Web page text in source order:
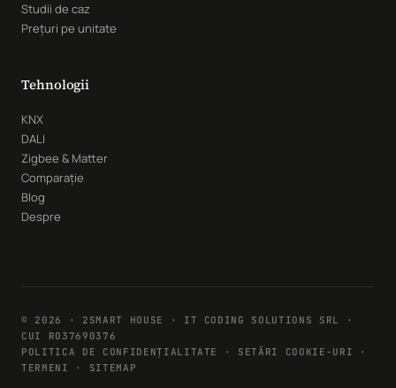
Studii de caz
Prețuri pe unitate
Tehnologii
KNX
DALI
Zigbee & Matter
Comparație
Blog
Despre
© 2026 · 2SMART HOUSE · IT CODING SOLUTIONS SRL ·
CUI RO37690376
POLITICA DE CONFIDENȚIALITATE
· SETĂRI COOKIE-URI ·
TERMENI · SITEMAP